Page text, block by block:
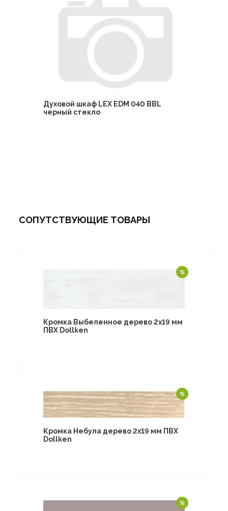
Духовой шкаф LEX EDM 040 BBL
черный стекло
СОПУТСТВУЮЩИЕ ТОВАРЫ
Кромка Выбеленное дерево 2х19 мм
ПВХ Dollken
Кромка Небула дерево 2х19 мм ПВХ
Dollken